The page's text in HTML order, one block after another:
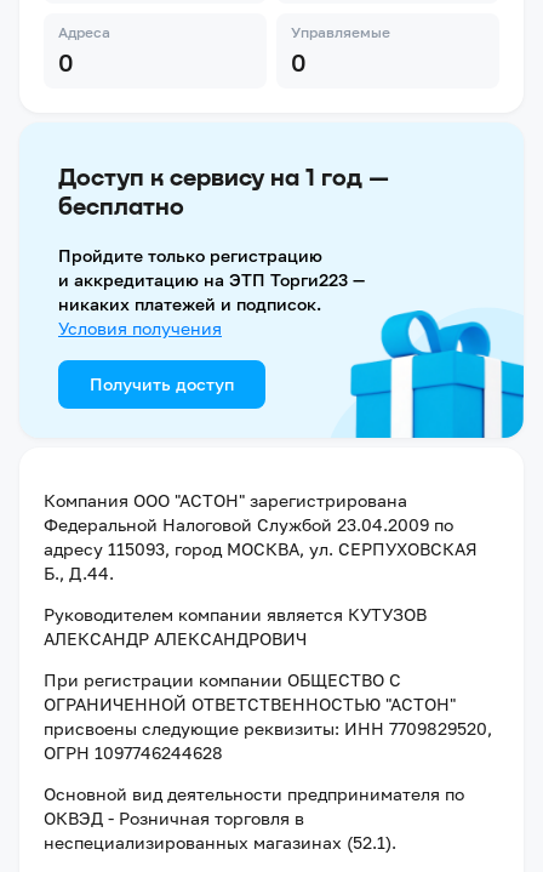
Адреса
0
Управляемые
0
Доступ к сервису на 1 год —
бесплатно
Пройдите только регистрацию
и аккредитацию на ЭТП Торги223 —
никаких платежей и подписок.
Условия получения
Получить доступ
Компания ООО "АСТОН" зарегистрирована
Федеральной Налоговой Службой 23.04.2009 по
адресу 115093, город МОСКВА, ул. СЕРПУХОВСКАЯ
Б., Д.44.
Руководителем компании является КУТУЗОВ
АЛЕКСАНДР АЛЕКСАНДРОВИЧ
При регистрации компании ОБЩЕСТВО С
ОГРАНИЧЕННОЙ ОТВЕТСТВЕННОСТЬЮ "АСТОН"
присвоены следующие реквизиты: ИНН 7709829520,
ОГРН 1097746244628
Основной вид деятельности предпринимателя по
ОКВЭД - Розничная торговля в
неспециализированных магазинах (52.1).